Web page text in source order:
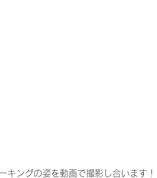
キングの姿を動画で撮影し合います